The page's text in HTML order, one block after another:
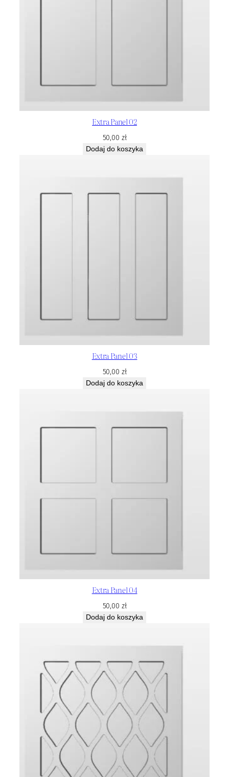
Extra Panel 02
50,00 zł
Dodaj do koszyka
Extra Panel 03
50,00 zł
Dodaj do koszyka
Extra Panel 04
50,00 zł
Dodaj do koszyka